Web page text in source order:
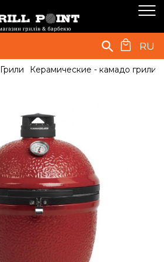
RU
Грили Керамические - камадо грили